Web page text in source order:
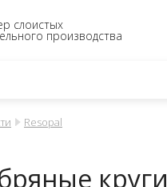
слоистых
производства
Resopal
круги